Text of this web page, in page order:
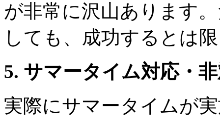
が非常に沢山あります
しても、成功するとは
5. サマータイム対応・
実際にサマータイムが